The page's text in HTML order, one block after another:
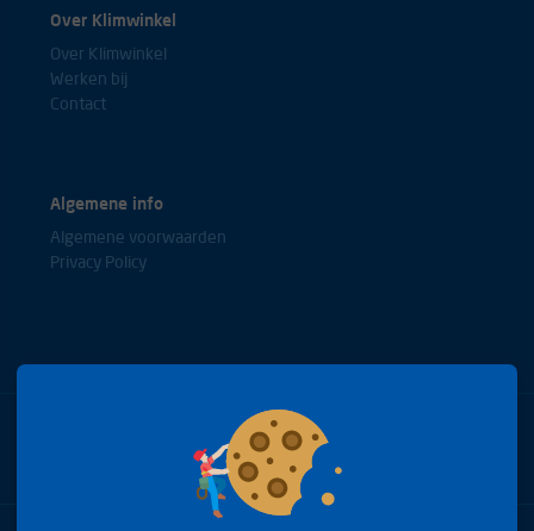
Over Klimwinkel
Over Klimwinkel
Werken bij
Contact
Algemene info
Algemene voorwaarden
Privacy Policy
Bel met onze experts
+31(0)85 0653688